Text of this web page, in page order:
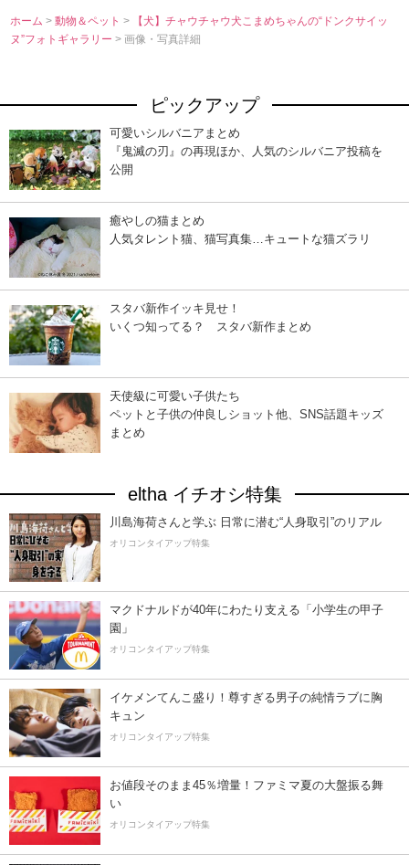
ホーム >動物＆ペット>
【犬】チャウチャウ犬こまめちゃんの“ドンクサイッ
ヌ”フォトギャラリー> 画像・写真詳細
ピックアップ
可愛いシルバニアまとめ
『鬼滅の刃』の再現ほか、人気のシルバニア投稿を
公開
癒やしの猫まとめ
人気タレント猫、猫写真集…キュートな猫ズラリ
スタバ新作イッキ見せ！
いくつ知ってる？ スタバ新作まとめ
天使級に可愛い子供たち
ペットと子供の仲良しショット他、SNS話題キッズ
まとめ
eltha イチオシ特集
川島海荷さんと学ぶ 日常に潜む“人身取引”のリアル
オリコンタイアップ特集
マクドナルドが40年にわたり支える「小学生の甲子
園」
オリコンタイアップ特集
イケメンてんこ盛り！尊すぎる男子の純情ラブに胸
キュン
オリコンタイアップ特集
お値段そのまま45％増量！ファミマ夏の大盤振る舞
い
オリコンタイアップ特集